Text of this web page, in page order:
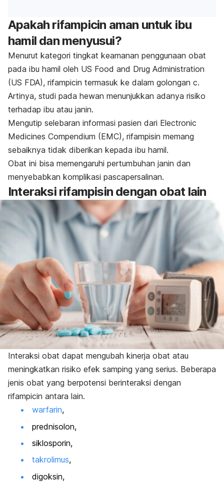
Apakah rifampicin aman untuk ibu
hamil dan menyusui?
Menurut kategori tingkat keamanan penggunaan obat
pada ibu hamil oleh US Food and Drug Administration
(US FDA), rifampicin termasuk ke dalam golongan c.
Artinya, studi pada hewan menunjukkan adanya risiko
terhadap ibu atau janin.
Mengutip selebaran informasi pasien dari Electronic
Medicines Compendium (EMC), rifampisin memang
sebaiknya tidak diberikan kepada ibu hamil.
Obat ini bisa memengaruhi pertumbuhan janin dan
menyebabkan komplikasi pascapersalinan.
Interaksi rifampisin dengan obat lain
Interaksi obat dapat mengubah kinerja obat atau
meningkatkan risiko efek samping yang serius. Beberapa
jenis obat yang berpotensi berinteraksi dengan
rifampicin antara lain.
warfarin,
prednisolon,
siklosporin,
takrolimus,
digoksin,